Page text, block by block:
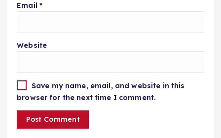
Email *
Website
Save my name, email, and website in this
browser for the next time I comment.